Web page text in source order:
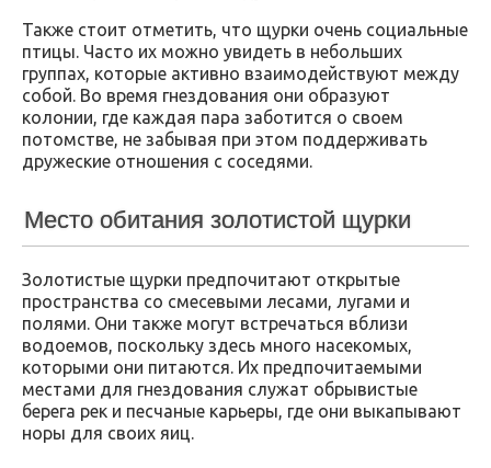
Также стоит отметить, что щурки очень социальные
птицы. Часто их можно увидеть в небольших
группах, которые активно взаимодействуют между
собой. Во время гнездования они образуют
колонии, где каждая пара заботится о своем
потомстве, не забывая при этом поддерживать
дружеские отношения с соседями.
Место обитания золотистой щурки
Золотистые щурки предпочитают открытые
пространства со смесевыми лесами, лугами и
полями. Они также могут встречаться вблизи
водоемов, поскольку здесь много насекомых,
которыми они питаются. Их предпочитаемыми
местами для гнездования служат обрывистые
берега рек и песчаные карьеры, где они выкапывают
норы для своих яиц.